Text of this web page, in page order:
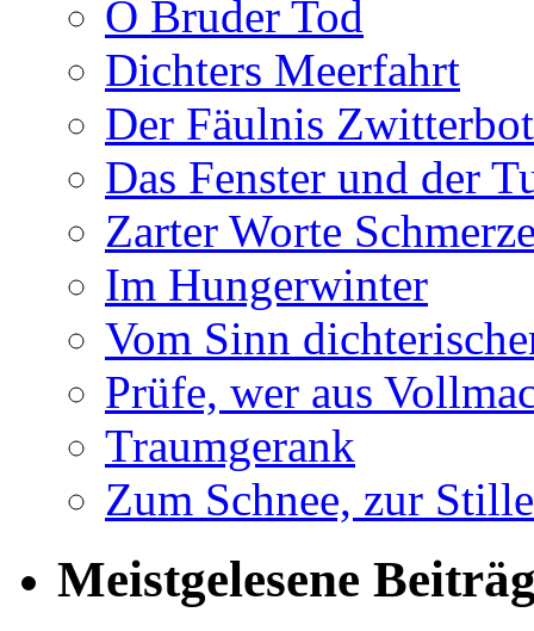
O Bruder Tod
Dichters Meerfahrt
Der Fäulnis
Das Fenster und der
Zarter Worte
Im Hungerwinter
Vom Sinn
Prüfe, wer aus
Traumgerank
Zum Schnee, zur Stille
Meistgelesene